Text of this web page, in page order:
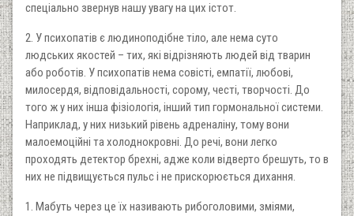
спеціально звернув нашу увагу на цих істот.
2. У психопатів є людиноподібне тіло, але нема суто
людських якостей – тих, які відрізняють людей від тварин
або роботів. У психопатів нема совісті, емпатії, любові,
милосердя, відповідальності, сорому, честі, творчості. До
того ж у них інша фізіологія, інший тип гормональної системи.
Наприклад, у них низький рівень адреналіну, тому вони
малоемоційні та холоднокровні. До речі, вони легко
проходять детектор брехні, адже коли відверто брешуть, то в
них не підвищується пульс і не прискорюється дихання.
1. Мабуть через це їх називають рибоголовими, зміями,